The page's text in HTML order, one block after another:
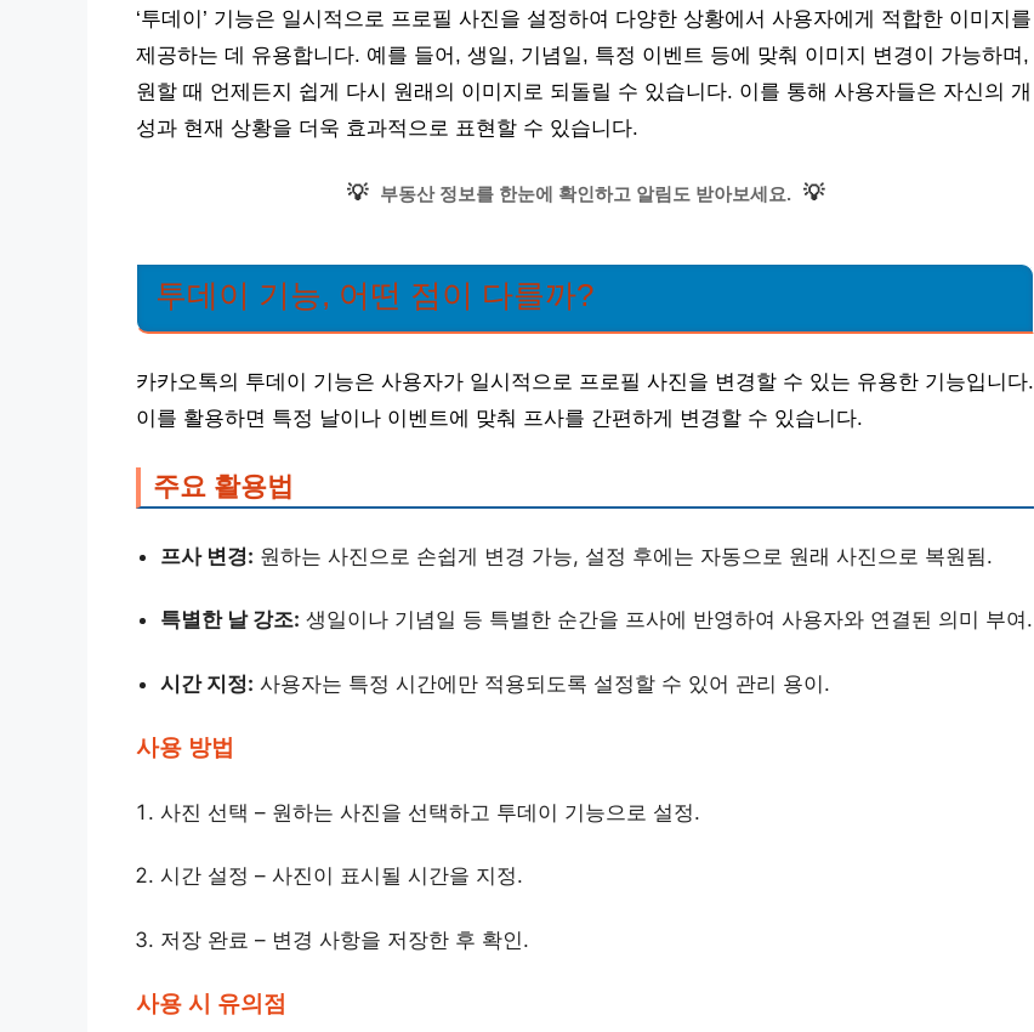
‘투데이’ 기능은 일시적으로 프로필 사진을 설정하여 다양한 상황에서 사용자에게 적합한 이미지를
제공하는 데 유용합니다. 예를 들어, 생일, 기념일, 특정 이벤트 등에 맞춰 이미지 변경이 가능하며,
원할 때 언제든지 쉽게 다시 원래의 이미지로 되돌릴 수 있습니다. 이를 통해 사용자들은 자신의 개
성과 현재 상황을 더욱 효과적으로 표현할 수 있습니다.
💡 부동산 정보를 한눈에 확인하고 알림도 받아보세요. 💡
투데이 기능, 어떤 점이 다를까?
카카오톡의 투데이 기능은 사용자가 일시적으로 프로필 사진을 변경할 수 있는 유용한 기능입니다.
이를 활용하면 특정 날이나 이벤트에 맞춰 프사를 간편하게 변경할 수 있습니다.
주요 활용법
프사 변경: 원하는 사진으로 손쉽게 변경 가능, 설정 후에는 자동으로 원래 사진으로 복원됨.
특별한 날 강조: 생일이나 기념일 등 특별한 순간을 프사에 반영하여 사용자와 연결된 의미 부여.
시간 지정: 사용자는 특정 시간에만 적용되도록 설정할 수 있어 관리 용이.
사용 방법
사진 선택 – 원하는 사진을 선택하고 투데이 기능으로 설정.
시간 설정 – 사진이 표시될 시간을 지정.
저장 완료 – 변경 사항을 저장한 후 확인.
사용 시 유의점